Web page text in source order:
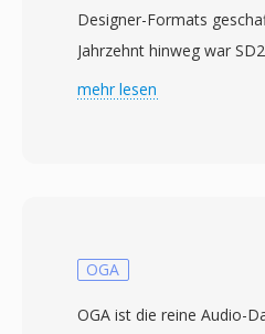
Designer-Formats
Jahrzehnt hinweg war
Austauschformat in
Merkmal ist die
mehr lesen
OGA
OGA ist die reine Audio-